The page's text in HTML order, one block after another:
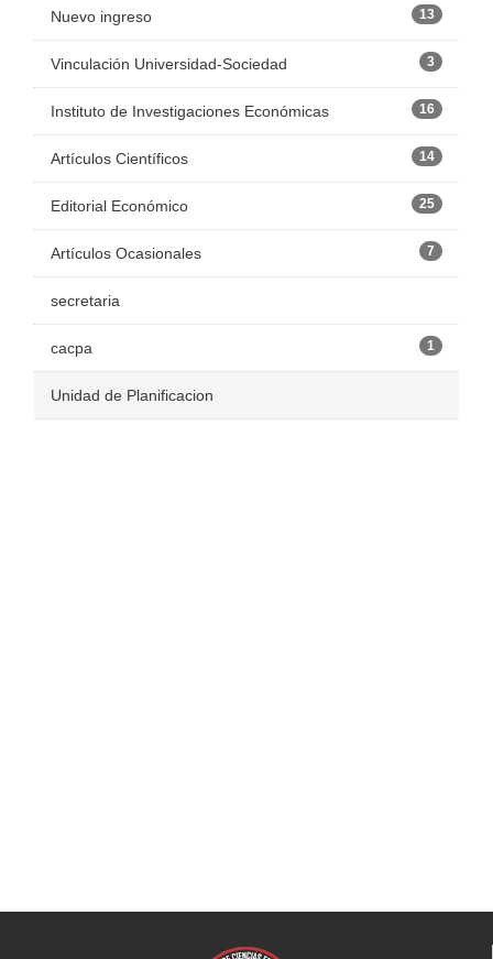
Nuevo ingreso 13
Vinculación Universidad-Sociedad 3
Instituto de Investigaciones Económicas 16
Artículos Científicos 14
Editorial Económico 25
Artículos Ocasionales 7
secretaria
cacpa 1
Unidad de Planificacion